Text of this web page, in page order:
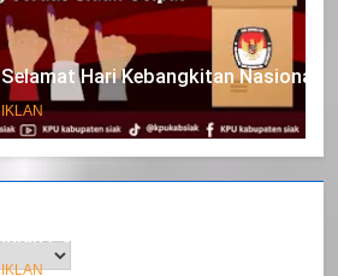
Selamat Hari Kebangkitan Nasional
IKLAN
Iklan Pemerintah Kabupaten Siak
IKLAN